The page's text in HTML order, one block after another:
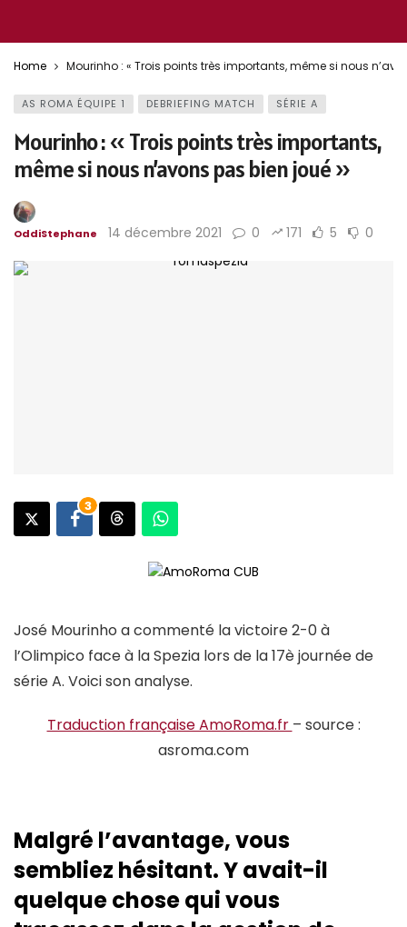
Home Mourinho : « Trois points très importants, même si nous
AS ROMA ÉQUIPE 1 DEBRIEFING MATCH SÉRIE A
Mourinho : « Trois points très importants,
même si nous n’avons pas bien joué »
OddiStephane 14 décembre 2021 0 171 5 0
3
José Mourinho a commenté la victoire 2-0 à
l’Olimpico face à la Spezia lors de la 17è journée de
série A. Voici son analyse.
Traduction française AmoRoma.fr – source :
asroma.com
Malgré l’avantage, vous
sembliez hésitant. Y avait-il
quelque chose qui vous